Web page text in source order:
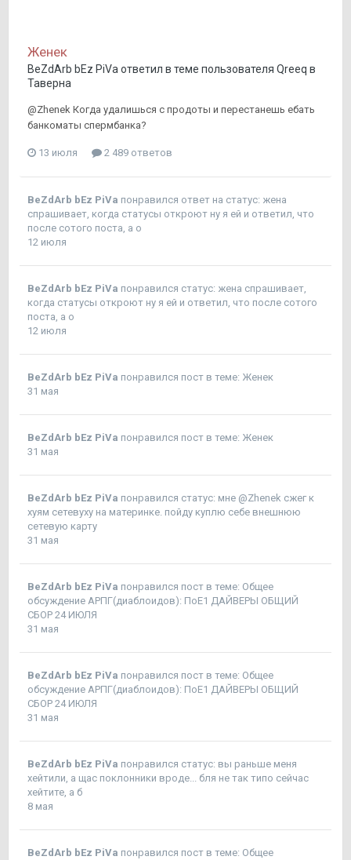
Женек
BeZdArb bEz PiVa ответил в теме пользователя Qreeq в
Таверна
@Zhenek Когда удалишься с продоты и перестанешь ебать
банкоматы спермбанка?
13 июля 2 489 ответов
BeZdArb bEz PiVa понравился ответ на статус: жена
спрашивает, когда статусы откроют ну я ей и ответил, что
после сотого поста, а о
12 июля
BeZdArb bEz PiVa понравился статус: жена спрашивает,
когда статусы откроют ну я ей и ответил, что после сотого
поста, а о
12 июля
BeZdArb bEz PiVa понравился пост в теме: Женек
31 мая
BeZdArb bEz PiVa понравился пост в теме: Женек
31 мая
BeZdArb bEz PiVa понравился статус: мне @Zhenek сжег к
хуям сетевуху на материнке. пойду куплю себе внешнюю
сетевую карту
31 мая
BeZdArb bEz PiVa понравился пост в теме: Общее
обсуждение АРПГ(диаблоидов): ПоЕ1 ДАЙВЕРЫ ОБЩИЙ
СБОР 24 ИЮЛЯ
31 мая
BeZdArb bEz PiVa понравился пост в теме: Общее
обсуждение АРПГ(диаблоидов): ПоЕ1 ДАЙВЕРЫ ОБЩИЙ
СБОР 24 ИЮЛЯ
31 мая
BeZdArb bEz PiVa понравился статус: вы раньше меня
хейтили, а щас поклонники вроде... бля не так типо сейчас
хейтите, а б
8 мая
BeZdArb bEz PiVa понравился пост в теме: Общее